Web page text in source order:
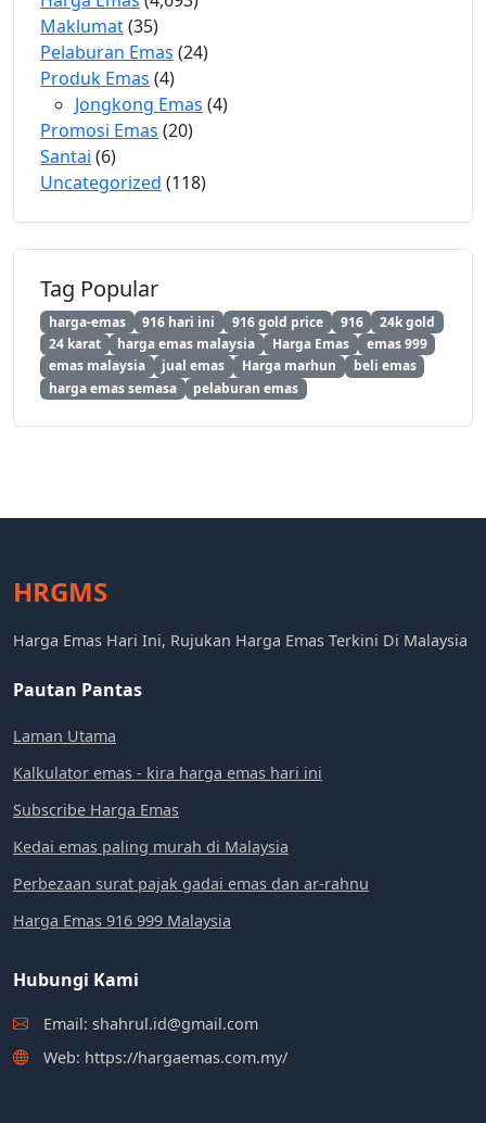
Maklumat(35)
Pelaburan Emas (24)
Produk Emas (4)
Jongkong Emas (4)
Promosi Emas (20)
Santai (6)
Uncategorized (118)
Tag Popular
harga-emas 916 hari ini 916 gold price 916
24k gold
24 karat
harga emas malaysia Harga Emas
emas 999
emas malaysia
jual emas Harga marhun
beli emas
harga emas semasa
pelaburan emas
HRGMS
Harga Emas Hari Ini, Rujukan Harga Emas Terkini Di Malaysia
Pautan Pantas
Laman Utama
Kalkulator emas - kira harga emas hari ini
Subscribe Harga Emas
Kedai emas paling murah di Malaysia
Perbezaan surat pajak gadai emas dan ar-rahnu
Harga Emas 916 999 Malaysia
Hubungi Kami
Email: shahrul.id@gmail.com
Web: https://hargaemas.com.my/